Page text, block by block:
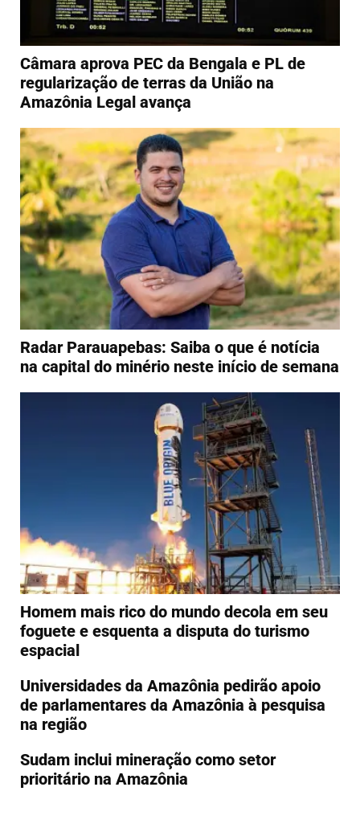
Câmara aprova PEC da Bengala e PL de
regularização de terras da União na
Amazônia Legal avança
Radar Parauapebas: Saiba o que é notícia
na capital do minério neste início de semana
Homem mais rico do mundo decola em seu
foguete e esquenta a disputa do turismo
espacial
Universidades da Amazônia pedirão apoio
de parlamentares da Amazônia à pesquisa
na região
Sudam inclui mineração como setor
prioritário na Amazônia